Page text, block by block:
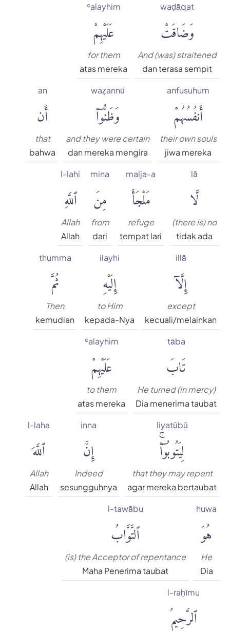
waḍāqat
وَضَاقَتْ
And (was) straitened
dan terasa sempit
ʿalayhim
عَلَيْهِمْ
for them
atas mereka
anfusuhum
أَنفُسُهُمْ
their own souls
jiwa mereka
waẓannū
وَظَنُّوٓا۟
and they were certain
dan mereka mengira
an
أَن
that
bahwa
lā
لَّا
(there is) no
tidak ada
malja-a
مَلْجَأَ
refuge
tempat lari
mina
مِنَ
from
dari
l-lahi
ٱللَّهِ
Allah
Allah
illā
إِلَّآ
except
kecuali/melainkan
ilayhi
إِلَيْهِ
to Him
kepada-Nya
thumma
ثُمَّ
Then
kemudian
tāba
تَابَ
He turned (in mercy)
Dia menerima taubat
ʿalayhim
عَلَيْهِمْ
to them
atas mereka
liyatūbū
لِيَتُوبُوٓا۟ۚ
that they may repent
agar mereka bertaubat
inna
إِنَّ
Indeed
sesungguhnya
l-laha
ٱللَّهَ
Allah
Allah
huwa
هُوَ
He
Dia
l-tawābu
ٱلتَّوَّابُ
(is) the Acceptor of repentance
Maha Penerima taubat
l-raḥīmu
ٱلرَّحِيمُ